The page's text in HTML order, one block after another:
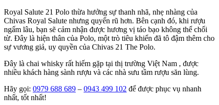
Royal Salute 21 Polo thừa hưởng sự thanh nhã, nhẹ nhàng của
Chivas Royal Salute nhưng quyến rũ hơn. Bên cạnh đó, khi rượu
ngấm lâu, bạn sẽ cảm nhận được hương vị táo bạo không thể chối
từ. Đây là hiện thân của Polo, một trò tiêu khiển đã tô đậm thêm cho
sự vương giả, uy quyền của Chivas 21 The Polo.
Đây là chai whisky rất hiếm gặp tại thị trường Việt Nam , được
nhiều khách hàng sành rượu và các nhà sưu tầm rượu săn lùng.
Hãy gọi: 0979 688 689 – 0943 499 102 để được phục vụ nhanh
nhất, tốt nhất!